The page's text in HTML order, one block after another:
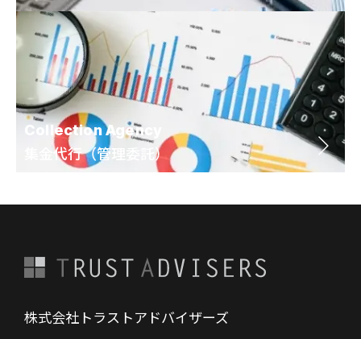
Collection Agency
集金代行（管理委託）
株式会社トラストアドバイザーズ